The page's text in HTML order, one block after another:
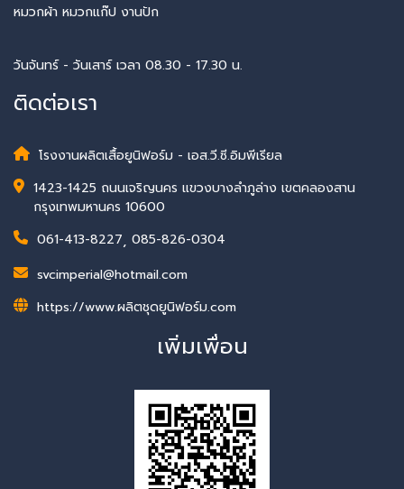
หมวกผ้า หมวกแก๊ป งานปัก
วันจันทร์ - วันเสาร์ เวลา 08.30 - 17.30 น.
ติดต่อเรา
โรงงานผลิตเสื้อยูนิฟอร์ม - เอส.วี.ซี.อิมพีเรียล
1423-1425 ถนนเจริญนคร แขวงบางลำภูล่าง เขตคลองสาน
กรุงเทพมหานคร 10600
061-413-8227, 085-826-0304
svcimperial@hotmail.com
https://www.ผลิตชุดยูนิฟอร์ม.com
เพิ่มเพื่อน